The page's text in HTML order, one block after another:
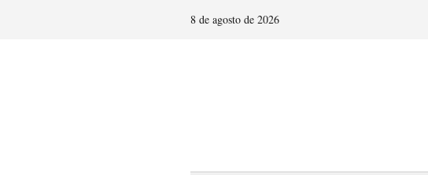
8 de agosto de 2026